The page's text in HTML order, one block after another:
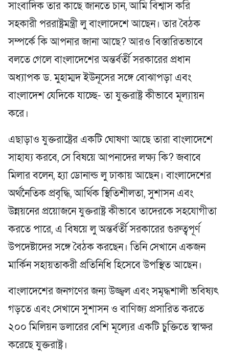
সাংবাদিক তার কাছে জানতে চান, আমি বিশ্বাস করি
সহকারী পররাষ্ট্রমন্ত্রী লু বাংলাদেশে আছেন। তার বৈঠক
সম্পর্কে কি আপনার জানা আছে? আরও বিস্তারিতভাবে
বলতে গেলে বাংলাদেশের অন্তর্বর্তী সরকারের প্রধান
অধ্যাপক ড. মুহাম্মদ ইউনূসের সঙ্গে বোঝাপড়া এবং
বাংলাদেশ যেদিকে যাচ্ছে- তা যুক্তরাষ্ট্র কীভাবে মূল্যায়ন
করে।
এছাড়াও যুক্তরাষ্ট্রের একটি ঘোষণা আছে তারা বাংলাদেশে
সাহায্য করবে, সে বিষয়ে আপনাদের লক্ষ্য কি? জবাবে
মিলার বলেন, হ্যা ডোনাল্ড লু ঢাকায় আছেন। বাংলাদেশের
অর্থনৈতিক প্রবৃদ্ধি, আর্থিক স্থিতিশীলতা, সুশাসন এবং
উন্নয়নের প্রয়োজনে যুক্তরাষ্ট্র কীভাবে তাদেরকে সহযোগীতা
করতে পারে, এ বিষয়ে লু অন্তর্বর্তী সরকারের গুরুত্বপূর্ণ
উপদেষ্টাদের সঙ্গে বৈঠক করছেন। তিনি সেখানে একজন
মার্কিন সহায়তাকরী প্রতিনিধি হিসেবে উপস্থিত আছেন।
বাংলাদেশের জনগণের জন্য উজ্জ্বল এবং সমৃদ্ধশালী ভবিষ্যৎ
গড়তে এবং সেখানে সুশাসন ও বাণিজ্য প্রসারিত করতে
২০০ মিলিয়ন ডলারের বেশি মূল্যের একটি চুক্তিতে স্বাক্ষর
করেছে যুক্তরাষ্ট্র।